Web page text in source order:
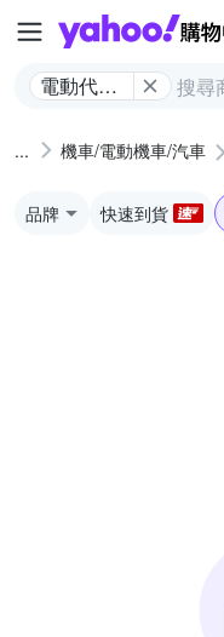
電動代步
椅 機車/電動機車/汽車
品牌 快速到貨